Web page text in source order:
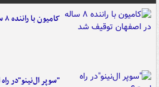
کامیون با راننده ۸ ساله در اصفهان توقیف شد
"سوپر ال‌نینو"در